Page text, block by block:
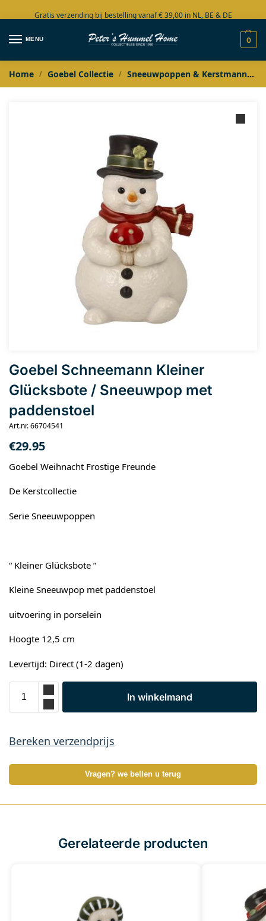
Gratis verzending bij bestelling vanaf € 39,00 in NL, BE & DE
Grote collectie in voorraad
MENU 0
Home / Goebel Collectie / Sneeuwpoppen & Kerstmannen
Goebel Schneemann Kleiner
Glücksbote / Sneeuwpop met
paddenstoel
Art.nr. 66704541
€29.95
Goebel Weihnacht Frostige Freunde
De Kerstcollectie
Serie Sneeuwpoppen
“ Kleiner Glücksbote ”
Kleine Sneeuwpop met paddenstoel
uitvoering in porselein
Hoogte 12,5 cm
Levertijd: Direct (1-2 dagen)
In winkelmand
Bereken verzendprijs
Vragen? we bellen u terug
Gerelateerde producten